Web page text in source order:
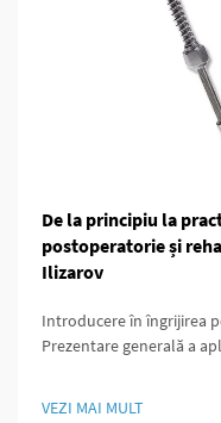
De la principiu la
postoperatorie și
Ilizarov
Introducere în îngrijirea
Prezentare generală a
VEZI MAI MULT